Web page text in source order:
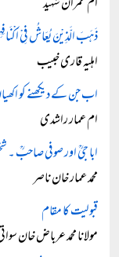
ذَہَبَ الَّذِیْنَ یُعَاشُ فِیْ
اہلیہ قاری خبیب
اب جن کے دیکھنے کو
ام عمار راشدی
ابا جیؒ اور صوفی صاحبؒ ۔
محمد عمار خان ناصر
قبولیت کا مقام
مولانا محمد عرباض خان